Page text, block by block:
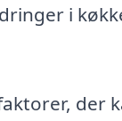
i
der